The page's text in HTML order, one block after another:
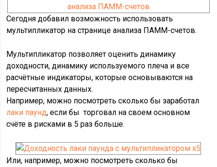
Сегодня добавил возможность использовать
мультипликатор на странице анализа ПАММ-счетов.
Мультипликатор позволяет оценить динамику
доходности, динамику используемого плеча и все
расчётные индикаторы, которые основываются на
пересчитанных данных.
Например, можно посмотреть сколько бы заработал
лаки паунд, если бы торговал на своем основном
счёте в рисками в 5 раз больше.
Или, например, можно посмотреть сколько бы